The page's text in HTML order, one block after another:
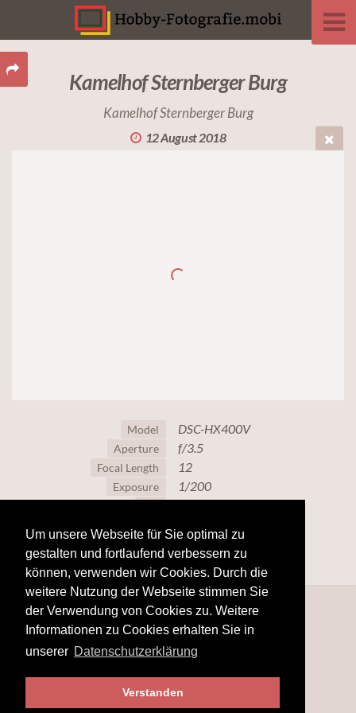
Um unsere Webseite für Sie optimal zu
gestalten und fortlaufend verbessern zu
können, verwenden wir Cookies. Durch die
weitere Nutzung der Webseite stimmen Sie
der Verwendung von Cookies zu. Weitere
Informationen zu Cookies erhalten Sie in
unserer Datenschutzerklärung
Verstanden
Kamelhof Sternberger Burg
Kamelhof Sternberger Burg
12 August 2018
Model DSC-HX400V
Aperture f/3.5
Focal Length 12
Exposure 1/200
80
© 2025hobby-fotografie.mobi